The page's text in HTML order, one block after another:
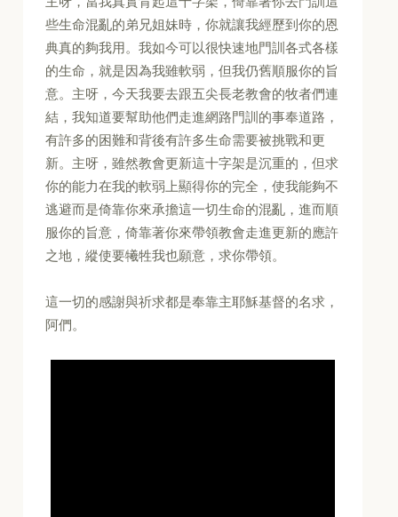
些生命混亂的弟兄姐妹時，你就讓我經歷到你的恩
典真的夠我用。我如今可以很快速地門訓各式各樣
的生命，就是因為我雖軟弱，但我仍舊順服你的旨
意。主呀，今天我要去跟五尖長老教會的牧者們連
結，我知道要幫助他們走進網路門訓的事奉道路，
有許多的困難和背後有許多生命需要被挑戰和更
新。主呀，雖然教會更新這十字架是沉重的，但求
你的能力在我的軟弱上顯得你的完全，使我能夠不
逃避而是倚靠你來承擔這一切生命的混亂，進而順
服你的旨意，倚靠著你來帶領教會走進更新的應許
之地，縱使要犧牲我也願意，求你帶領。
這一切的感謝與祈求都是奉靠主耶穌基督的名求，
阿們。